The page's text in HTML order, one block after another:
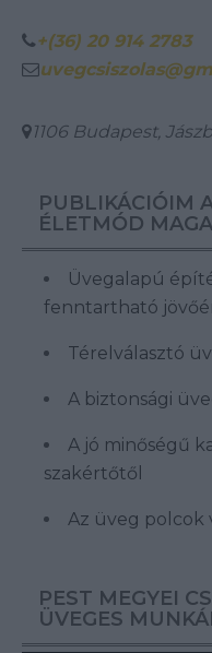
+(36) 20 914 2783
1106 Budapest,
PUBLIKÁCIÓIM
ÉLETMÓD
Üvegalapú
fenntartható
Térelválasztó
A biztonsági
A jó minőségű
szakértőtől
Az üveg polcok
PEST MEGYEI
ÜVEGES